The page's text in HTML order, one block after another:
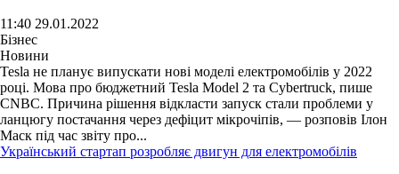
11:40 29.01.2022
Бізнес
Новини
Tesla не планує випускати нові моделі електромобілів у 2022
році. Мова про бюджетний Tesla Model 2 та Cybertruck, пише
CNBC. Причина рішення відкласти запуск стали проблеми у
ланцюгу постачання через дефіцит мікрочіпів, — розповів Ілон
Маск під час звіту про...
Український стартап розробляє двигун для електромобілів